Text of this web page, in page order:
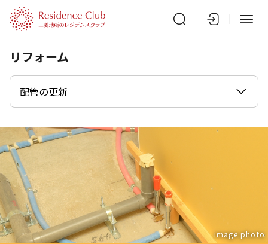
リフォーム
配管の更新
image photo